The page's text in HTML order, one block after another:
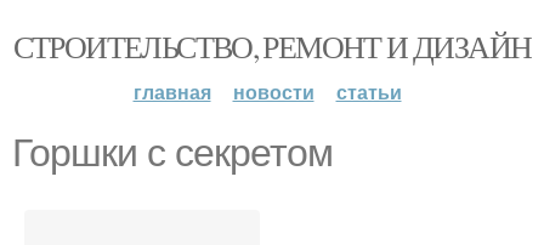
СТРОИТЕЛЬСТВО, РЕМОНТ И ДИЗАЙН
главная новости статьи
Горшки с секретом